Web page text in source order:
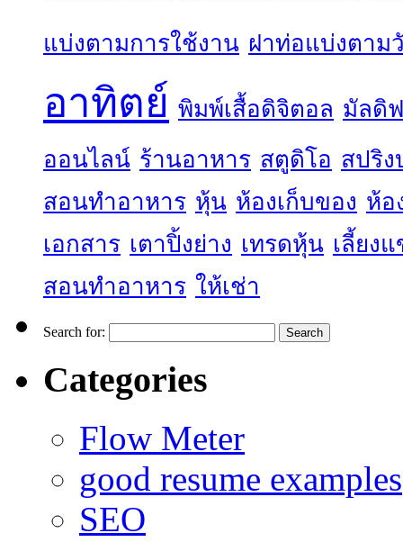
แบ่งตามการใช้งาน ฝาท่อแบ่งตาม
อาทิตย์ พิมพ์เสื้อดิจิตอล มัลดิ
ออนไลน์ ร้านอาหาร สตูดิโอ สปริง
สอนทำอาหาร หุ้น ห้องเก็บของ ห้อ
เอกสาร เตาปิ้งย่าง เทรดหุ้น เลี้ยง
สอนทำอาหาร ให้เช่า
Search for:
Categories
Flow Meter
good resume examples
SEO